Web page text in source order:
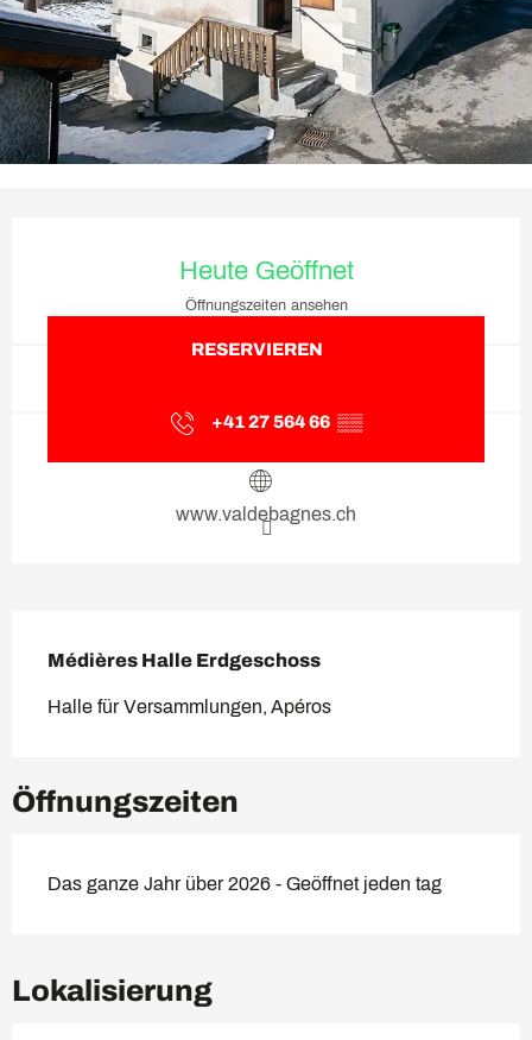
Heute Geöffnet
Öffnungszeiten ansehen
RESERVIEREN
+41 27 564 66 ▒▒
www.valdebagnes.ch
Médières Halle Erdgeschoss
Halle für Versammlungen, Apéros
Öffnungszeiten
Das ganze Jahr über 2026 - Geöffnet jeden tag
Lokalisierung